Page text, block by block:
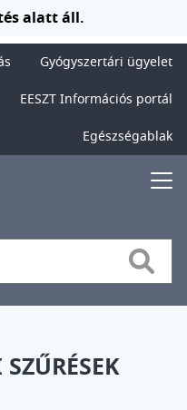
alatt áll.
Gyógyszertári ügyelet
EESZT Információs portál
Egészségablak
Search